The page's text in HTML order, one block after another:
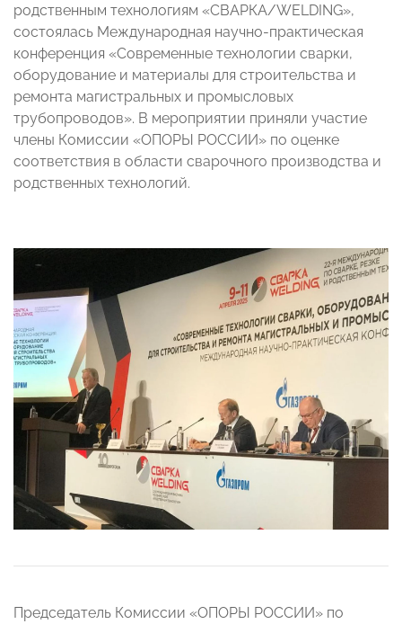
родственным технологиям «СВАРКА/WELDING»,
состоялась Международная научно-практическая
конференция «Современные технологии сварки,
оборудование и материалы для строительства и
ремонта магистральных и промысловых
трубопроводов». В мероприятии приняли участие
члены Комиссии «ОПОРЫ РОССИИ» по оценке
соответствия в области сварочного производства и
родственных технологий.
Председатель Комиссии «ОПОРЫ РОССИИ» по